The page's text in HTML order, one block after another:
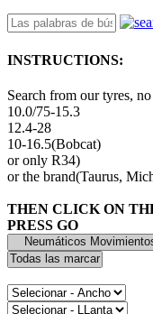
INSTRUCTIONS:
Search from our tyres,
10.0/75-15.3
12.4-28
10-16.5(Bobcat)
or only R34)
or the brand(Taurus,
THEN CLICK ON
PRESS GO